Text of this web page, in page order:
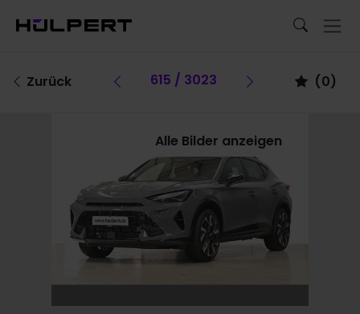
Zurück Vorheriges Fahrzeug
615 / 3023 Vorheriges
(0)
Alle Bilder anzeigen